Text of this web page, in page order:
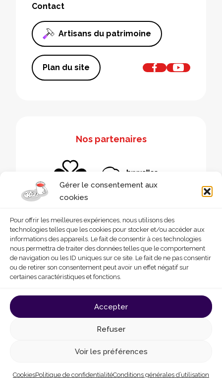
Gérer le consentement aux
cookies
Pour offrir les meilleures expériences, nous utilisons des
technologies telles que les cookies pour stocker et/ou accéder aux
informations des appareils. Le fait de consentir à ces technologies
nous permettra de traiter des données telles que le comportement
de navigation ou les ID uniques sur ce site. Le fait de ne pas consentir
ou de retirer son consentement peut avoir un effet négatif sur
certaines caractéristiques et fonctions.
Accepter
Refuser
Voir les préférences
CookiesPolitique de confidentialitéConditions générales d’utilisation
Contact
Artisans du patrimoine
Plan du site
Nos partenaires
love
Politique de confidentialité